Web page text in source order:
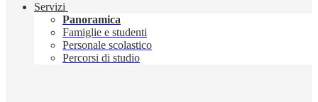
Servizi
Panoramica
Famiglie e studenti
Personale scolastico
Percorsi di studio